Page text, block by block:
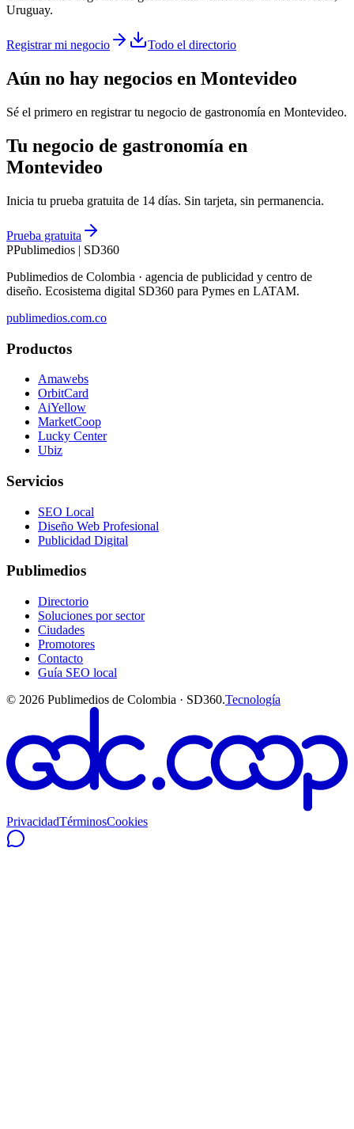
Uruguay.
Registrar mi negocio Todo el directorio
Aún no hay negocios en Montevideo
Sé el primero en registrar tu negocio de gastronomía en Montevideo.
Tu negocio de gastronomía en
Montevideo
Inicia tu prueba gratuita de 14 días. Sin tarjeta, sin permanencia.
Prueba gratuita
PPublimedios | SD360
Publimedios de Colombia · agencia de publicidad y centro de
diseño. Ecosistema digital SD360 para Pymes en LATAM.
publimedios.com.co
Productos
Amawebs
OrbitCard
AiYellow
MarketCoop
Lucky Center
Ubiz
Servicios
SEO Local
Diseño Web Profesional
Publicidad Digital
Publimedios
Directorio
Soluciones por sector
Ciudades
Promotores
Contacto
Guía SEO local
© 2026 Publimedios de Colombia · SD360.Tecnología
PrivacidadTérminosCookies